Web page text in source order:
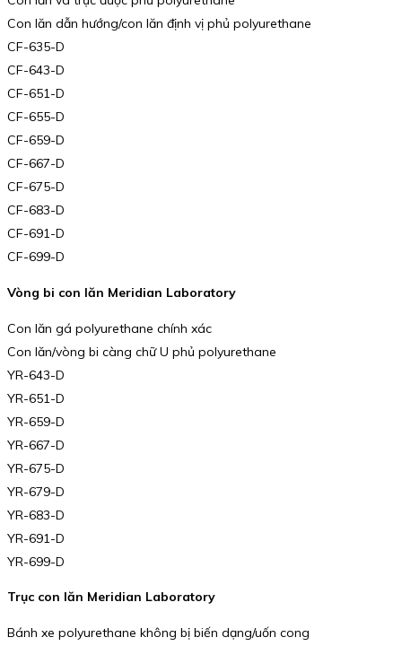
Con lăn dẫn hướng/con lăn định vị phủ polyurethane
CF-635-D
CF-643-D
CF-651-D
CF-655-D
CF-659-D
CF-667-D
CF-675-D
CF-683-D
CF-691-D
CF-699-D
Vòng bi con lăn Meridian Laboratory
Con lăn gá polyurethane chính xác
Con lăn/vòng bi càng chữ U phủ polyurethane
YR-643-D
YR-651-D
YR-659-D
YR-667-D
YR-675-D
YR-679-D
YR-683-D
YR-691-D
YR-699-D
Trục con lăn Meridian Laboratory
Bánh xe polyurethane không bị biến dạng/uốn cong